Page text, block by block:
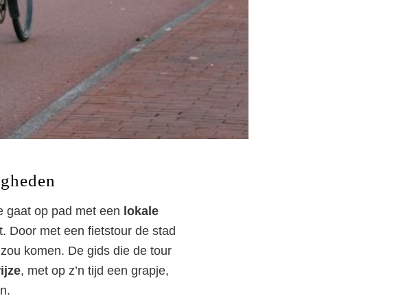
met
gaat op pad met een lokale
Door met een fietstour de stad
komen. De gids die de tour
, met op z’n tijd een grapje,